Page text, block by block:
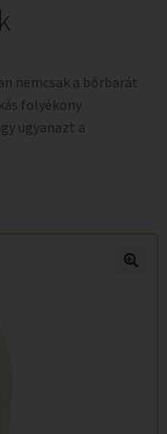
nemcsak a bőrbarát
folyékony
ugyanazt a